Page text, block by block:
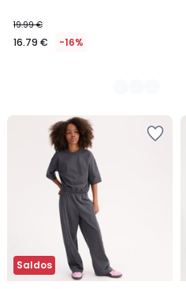
19.99 €
16.79 € -16%
Saldos